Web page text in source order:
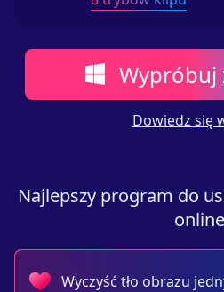
Wypróbuj
Dowiedz się
Najlepszy program do
online
Wyczyść tło obrazu